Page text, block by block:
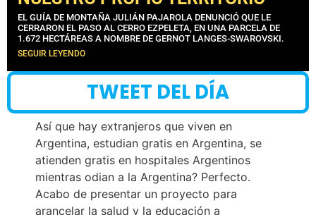
EL GUÍA DE MONTAÑA JULIÁN PAJAROLA DENUNCIÓ QUE LE
CERRARON EL PASO AL CERRO EZPELETA, EN UNA PARCELA DE
1.672 HECTÁREAS A NOMBRE DE GERNOT LANGES-SWAROVSKI.
SEGUIR LEYENDO
TWEET DEL DÍA
Así que hay extranjeros que viven en
Argentina, estudian gratis en Argentina, se
atienden gratis en hospitales Argentinos
mientras odian a la Argentina? Perfecto.
Acabo de presentar un proyecto para
arancelar la salud y la educación a